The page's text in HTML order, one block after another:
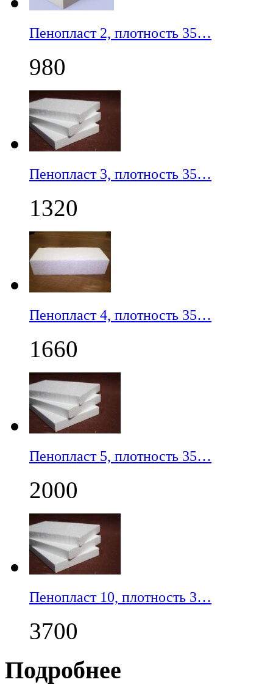
Пенопласт 2, плотность 35…
980
Пенопласт 3, плотность 35…
1320
Пенопласт 4, плотность 35…
1660
Пенопласт 5, плотность 35…
2000
Пенопласт 10, плотность 3…
3700
Подробнее